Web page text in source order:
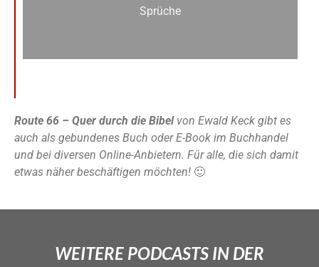
Sprüche
Route 66 – Quer durch die Bibel von Ewald Keck gibt es
auch als gebundenes Buch oder E-Book im Buchhandel
und bei diversen Online-Anbietern. Für alle, die sich damit
etwas näher beschäftigen möchten! 🙂
WEITERE PODCASTS IN DER